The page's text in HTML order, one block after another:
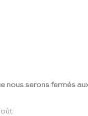
nous serons fermés